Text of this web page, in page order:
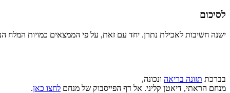
לסיכום
ישנה חשיבות לאכילת נתרן. יחד עם זאת, על פי הממצאים כמויות המלח
בברכת תזונה בריאה ונכונה,
מנחם הראתי, דיאטן קליני. אל דף הפייסבוק של מנחם לחצו כאן.